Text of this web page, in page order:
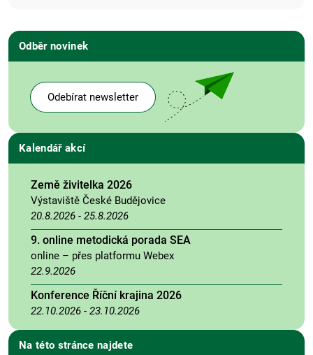
Odběr novinek
Odebírat newsletter
Kalendář akcí
Země živitelka 2026
Výstaviště České Budějovice
20.8.2026 - 25.8.2026
9. online metodická porada SEA
online – přes platformu Webex
22.9.2026
Konference Říční krajina 2026
22.10.2026 - 23.10.2026
Na této stránce najdete